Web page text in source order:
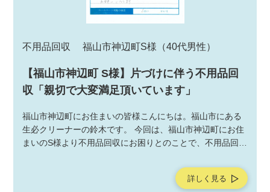
不用品回収 福山市神辺町S様 （40代男性）
【福山市神辺町 S様】片づけに伴う不用品回
収「親切で大変満足頂いています」
福山市神辺町にお住まいの皆様こんにちは。福山市にある
生必クリーナーの鈴木です。 今回は、福山市神辺町にお住
まいのS様より不用品回収にお困りとのことで、不用品回収
ビスの作業後にお客様よりアンケートを頂戴しましたの
詳しく見る